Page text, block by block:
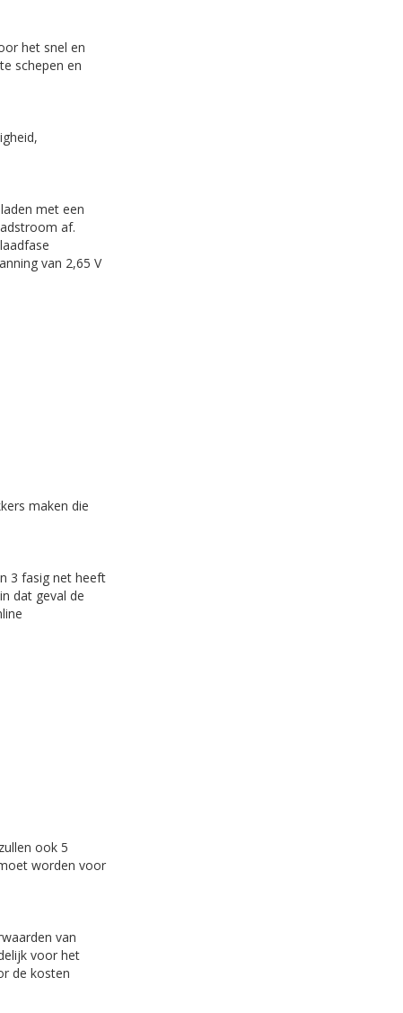
het snel en
schepen en
met een
af.
van 2,65 V
maken die
3 fasig net heeft
dat geval de
ook 5
worden voor
van
voor het
de kosten